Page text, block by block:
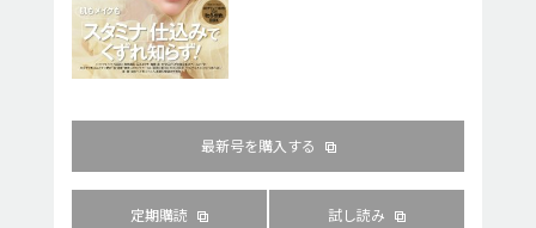
最新号を購入する
定期購読 試し読み